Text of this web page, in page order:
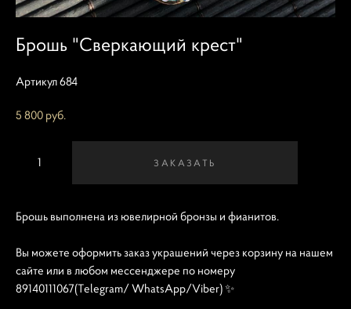
Брошь "Сверкающий крест"
Артикул 684
5 800 pуб.
ЗАКАЗАТЬ
Брошь выполнена из ювелирной бронзы и фианитов.
Вы можете оформить заказ украшений через корзину на нашем
сайте или в любом мессенджере по номеру
89140111067(Telegram/ WhatsApp/Viber) ✨